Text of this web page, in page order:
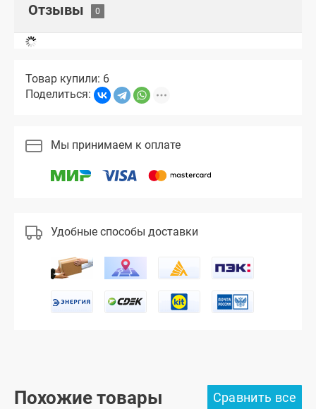
Отзывы
Товар купили: 6
Поделиться:
Мы принимаем к оплате
Удобные способы доставки
Похожие товары